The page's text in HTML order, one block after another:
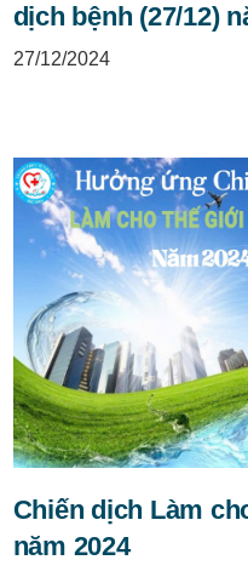
dịch bệnh (27/12)
27/12/2024
Chiến dịch Làm
năm 2024